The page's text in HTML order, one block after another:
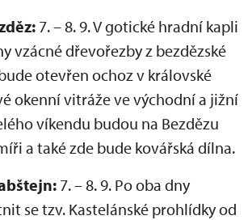
7. – 8. 9. V gotické hradní kapli
vzácné dřevořezby z bezdězské
otevřen ochoz v královské
okenní vitráže ve východní a jižní
víkendu budou na Bezdězu
a také zde bude kovářská dílna.
7. – 8. 9. Po oba dny
se tzv. Kastelánské prohlídky od